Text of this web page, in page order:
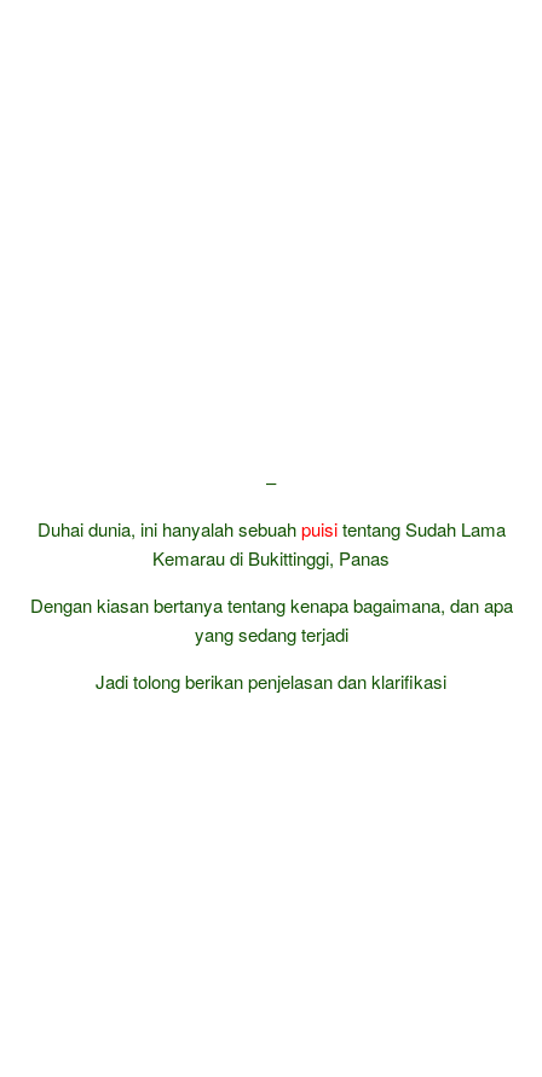
–
Duhai dunia, ini hanyalah sebuahpuisitentang Sudah Lama
Kemarau di Bukittinggi, Panas
Dengan kiasan bertanya tentang kenapa bagaimana, dan apa
yang sedang terjadi
Jadi tolong berikan penjelasan dan klarifikasi